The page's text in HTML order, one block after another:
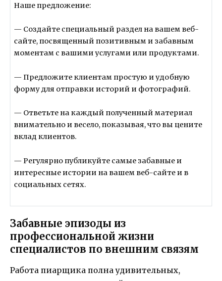
Наше предложение:
— Создайте специальный раздел на вашем веб-
сайте, посвященный позитивным и забавным
моментам с вашими услугами или продуктами.
— Предложите клиентам простую и удобную
форму для отправки историй и фотографий.
— Ответьте на каждый полученный материал
внимательно и весело, показывая, что вы цените
вклад клиентов.
— Регулярно публикуйте самые забавные и
интересные истории на вашем веб-сайте и в
социальных сетях.
Забавные эпизоды из
профессиональной жизни
специалистов по внешним связям
Работа пиарщика полна удивительных,